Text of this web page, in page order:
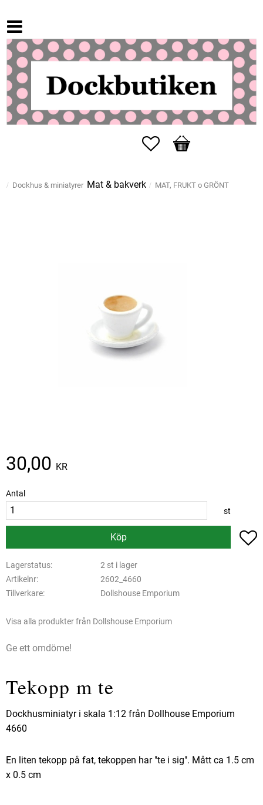
Favoriter
Kundvagn
Dockhus & miniatyrer Mat & bakverk MAT, FRUKT o GRÖNT
30,00 KR
Antal
st
Köp
Lagerstatus
2 st i lager
Artikelnr
2602_4660
Tillverkare
Dollshouse Emporium
Visa alla produkter från Dollshouse Emporium
Ge ett omdöme!
Tekopp m te
Dockhusminiatyr i skala 1:12 från Dollhouse Emporium
4660
En liten tekopp på fat, tekoppen har "te i sig". Mått ca 1.5 cm
x 0.5 cm